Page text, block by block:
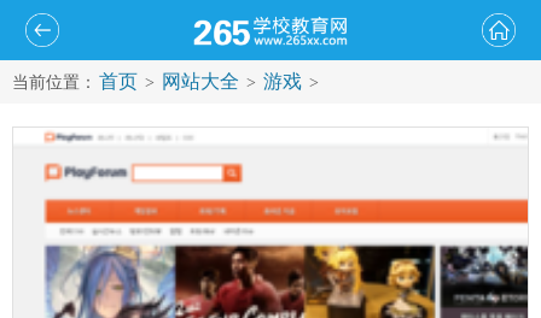
当前位置： 首页 > 网站大全 > 游戏 >